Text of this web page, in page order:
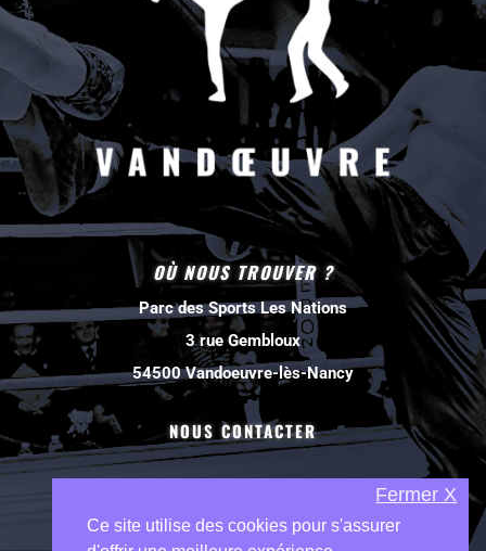
OÙ NOUS TROUVER ?
Parc des Sports Les Nations
3 rue Gembloux
54500 Vandoeuvre-lès-Nancy
NOUS CONTACTER
Ce site utilise des cookies pour s'assurer
Fermer X